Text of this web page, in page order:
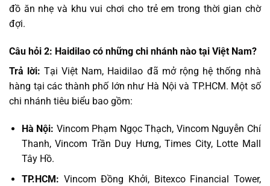
đồ ăn nhẹ và khu vui chơi cho trẻ em trong thời gian chờ
đợi.
Câu hỏi 2: Haidilao có những chi nhánh nào tại Việt Nam?
Trả lời:Tại Việt Nam, Haidilao đã mở rộng hệ thống nhà
hàng tại các thành phố lớn như Hà Nội và TP.HCM. Một số
chi nhánh tiêu biểu bao gồm:
Hà Nội: Vincom Phạm Ngọc Thạch, Vincom Nguyễn Chí
Thanh, Vincom Trần Duy Hưng, Times City, Lotte Mall
Tây Hồ.
TP.HCM: Vincom Đồng Khởi, Bitexco Financial Tower,